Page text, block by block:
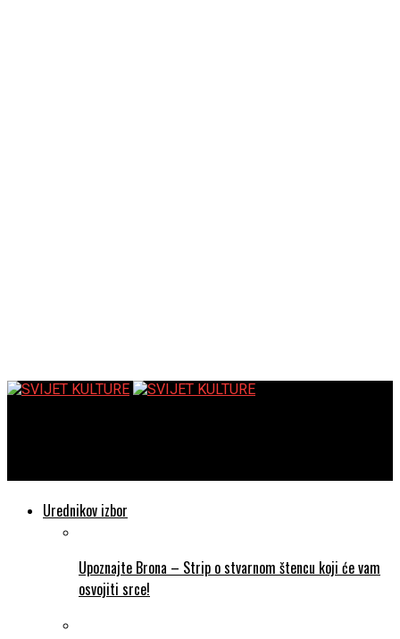
Urednikov izbor
Upoznajte Brona – Strip o stvarnom štencu koji će vam
osvojiti srce!